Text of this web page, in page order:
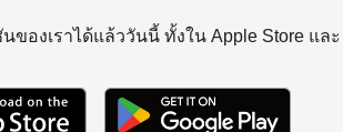
ของเราได้แล้ววันนี้ ทั้งใน Apple Store และ